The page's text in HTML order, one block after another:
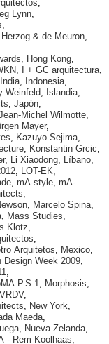
,
Lynn,
,
Herzog & de Meuron,
, Hong Kong,
, I + GC arquitectura,
India, Indonesia,
Weinfeld, Islandia,
, Japón,
Michel Wilmotte,
Mayer,
, Kazuyo Sejima,
, Konstantin Grcic,
, Li Xiaodong, Líbano,
, LOT-EK,
, mA-style, mA-
,
, Marcelo Spina,
, Mass Studies,
Klotz,
,
Arquitetos, Mexico,
Design Week 2009,
,
P.S.1, Morphosis,
,
, New York,
Maeda,
, Nueva Zelanda,
- Rem Koolhaas,